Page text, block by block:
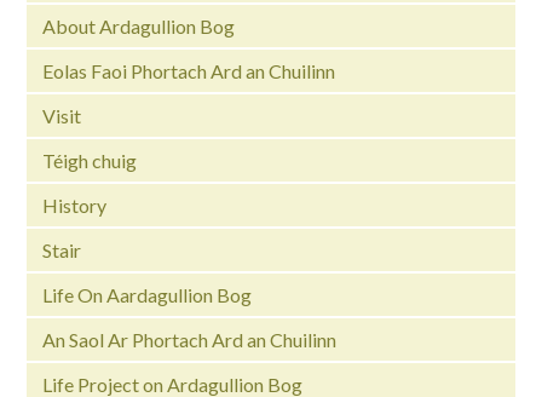
About Ardagullion Bog
Eolas Faoi Phortach Ard an Chuilinn
Visit
Téigh chuig
History
Stair
Life On Aardagullion Bog
An Saol Ar Phortach Ard an Chuilinn
Life Project on Ardagullion Bog